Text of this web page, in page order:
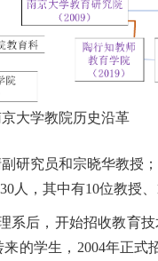
大学教院历史沿革
研究员和宗晓华教授
人，其中有10位教授、
系后，开始招收教育
的学生， 2004年正式